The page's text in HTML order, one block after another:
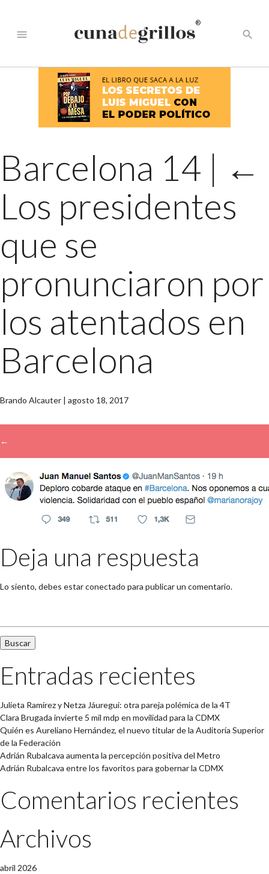
menu
®
search
Barcelona 14 | ←
Los presidentes
que se
pronunciaron por
los atentados en
Barcelona
Brando Alcauter | agosto 18, 2017
←
Deja una respuesta
Lo siento, debes estarconectado para publicar un comentario.
Entradas recientes
Julieta Ramírez y Netza Jáuregui: otra pareja polémica de la 4T
Clara Brugada invierte 5 mil mdp en movilidad para la CDMX
Quién es Aureliano Hernández, el nuevo titular de la Auditoría Superior
de la Federación
Adrián Rubalcava aumenta la percepción positiva del Metro
Adrián Rubalcava entre los favoritos para gobernar la CDMX
Comentarios recientes
Archivos
abril 2026